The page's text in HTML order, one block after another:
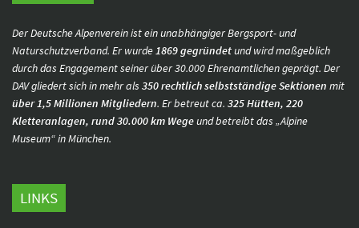
Der Deutsche Alpenverein ist ein unabhängiger Bergsport- und
Naturschutzverband. Er wurde1869 gegründetund wird maßgeblich
durch das Engagement seiner über 30.000 Ehrenamtlichen geprägt. Der
DAV gliedert sich in mehr als 350 rechtlich selbstständige Sektionen mit
über 1,5 Millionen Mitgliedern. Er betreut ca. 325 Hütten, 220
Kletteranlagen, rund 30.000 km Wegeund betreibt das „Alpine
Museum“ in München.
LINKS